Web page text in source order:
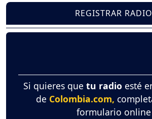
REGISTRAR RADIO
Si quieres que tu radio esté
de Colombia.com,
formulario online